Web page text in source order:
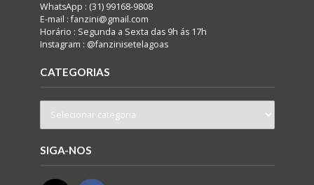
WhatsApp : (31) 99168-9808
E-mail : fanzini@gmail.com
Horário : Segunda a Sexta das 9h ás 17h
Instagram : @fanzinisetelagoas
CATEGORIAS
SIGA-NOS